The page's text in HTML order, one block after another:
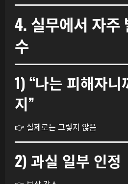
4. 실무에서 자주
수
1) “나는 피해자니
지”
👉 실제로는 그렇지 않음
2) 과실 일부 인정